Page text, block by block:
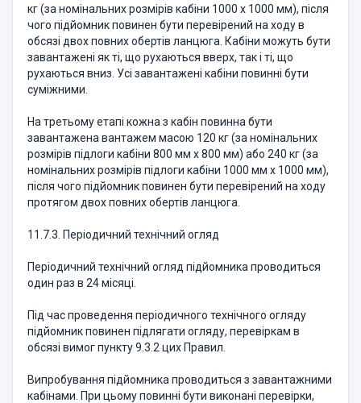
кг (за номінальних розмірів кабіни 1000 х 1000 мм), після
чого підйомник повинен бути перевірений на ходу в
обсязі двох повних обертів ланцюга. Кабіни можуть бути
завантажені як ті, що рухаються вверх, так і ті, що
рухаються вниз. Усі завантажені кабіни повинні бути
суміжними.
На третьому етапі кожна з кабін повинна бути
завантажена вантажем масою 120 кг (за номінальних
розмірів підлоги кабіни 800 мм х 800 мм) або 240 кг (за
номінальних розмірів підлоги кабіни 1000 мм х 1000 мм),
після чого підйомник повинен бути перевірений на ходу
протягом двох повних обертів ланцюга.
11.7.3. Періодичний технічний огляд
Періодичний технічний огляд підйомника проводиться
один раз в 24 місяці.
Під час проведення періодичного технічного огляду
підйомник повинен підлягати огляду, перевіркам в
обсязі вимог пункту 9.3.2 цих Правил.
Випробування підйомника проводиться з завантажними
кабінами. При цьому повинні бути виконані перевірки,